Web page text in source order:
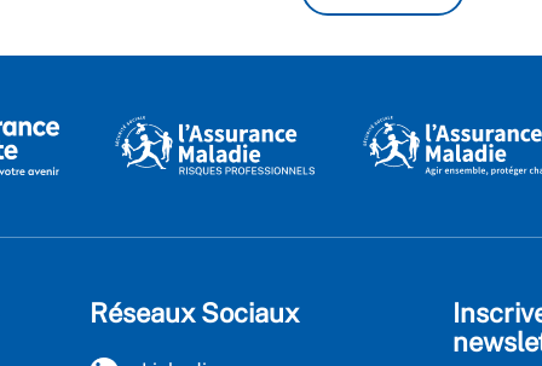
Réseaux Sociaux